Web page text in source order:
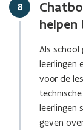
Stap
8
Als
leerlingen
voor de
leerlingen
geven